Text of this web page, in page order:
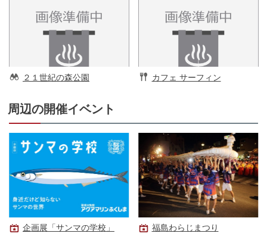
２１世紀の森公園 カフェ サーフィン
周辺の開催イベント
企画展「サンマの学校」 福島わらじまつり